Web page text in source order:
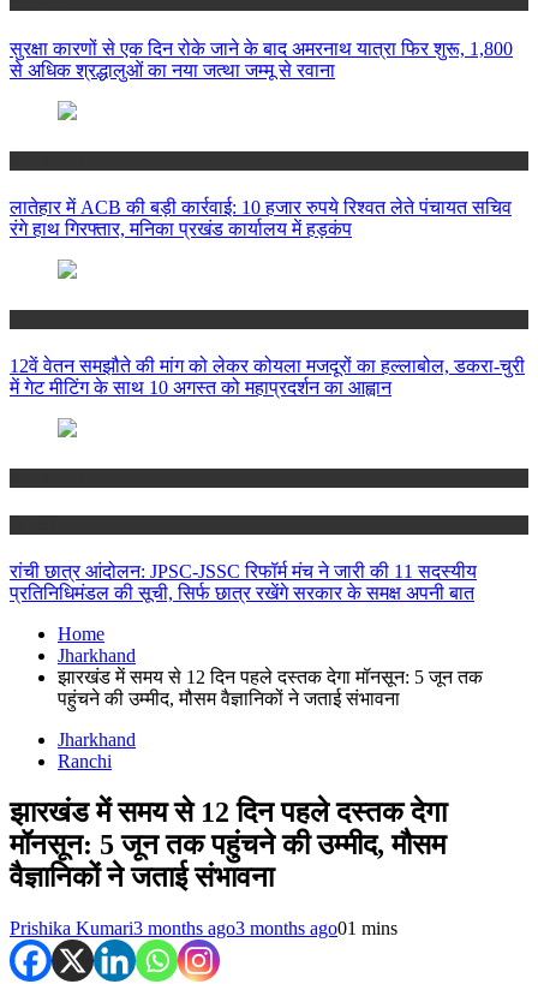
सुरक्षा कारणों से एक दिन रोके जाने के बाद अमरनाथ यात्रा फिर शुरू, 1,800
से अधिक श्रद्धालुओं का नया जत्था जम्मू से रवाना
लातेहार में ACB की बड़ी कार्रवाई: 10 हजार रुपये रिश्वत लेते पंचायत सचिव
रंगे हाथ गिरफ्तार, मनिका प्रखंड कार्यालय में हड़कंप
12वें वेतन समझौते की मांग को लेकर कोयला मजदूरों का हल्लाबोल, डकरा-चुरी
में गेट मीटिंग के साथ 10 अगस्त को महाप्रदर्शन का आह्वान
रांची छात्र आंदोलन: JPSC-JSSC रिफॉर्म मंच ने जारी की 11 सदस्यीय
प्रतिनिधिमंडल की सूची, सिर्फ छात्र रखेंगे सरकार के समक्ष अपनी बात
Home
Jharkhand
झारखंड में समय से 12 दिन पहले दस्तक देगा मॉनसून: 5 जून तक
पहुंचने की उम्मीद, मौसम वैज्ञानिकों ने जताई संभावना
Jharkhand
Ranchi
झारखंड में समय से 12 दिन पहले दस्तक देगा
मॉनसून: 5 जून तक पहुंचने की उम्मीद, मौसम
वैज्ञानिकों ने जताई संभावना
Prishika Kumari3 months ago3 months ago01 mins